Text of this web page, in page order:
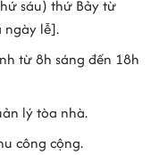
sáu) thứ Bảy từ
ngày lễ].
từ 8h sáng đến 18h
lý tòa nhà.
công cộng.